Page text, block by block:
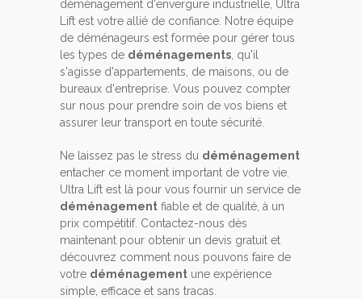
déménagement d'envergure industrielle, Ultra
Lift est votre allié de confiance. Notre équipe
de déménageurs est formée pour gérer tous
les types de déménagements , qu'il
s'agisse d'appartements, de maisons, ou de
bureaux d'entreprise. Vous pouvez compter
sur nous pour prendre soin de vos biens et
assurer leur transport en toute sécurité.
Ne laissez pas le stress du déménagement
entacher ce moment important de votre vie.
Ultra Lift est là pour vous fournir un service de
déménagement fiable et de qualité, à un
prix compétitif. Contactez-nous dès
maintenant pour obtenir un devis gratuit et
découvrez comment nous pouvons faire de
votre déménagement une expérience
simple, efficace et sans tracas.